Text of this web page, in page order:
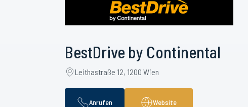
BestDrive by Continental
Leithastraße 12, 1200 Wien
Anrufen Website